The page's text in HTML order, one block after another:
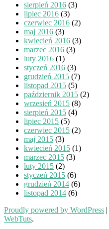
sierpień 2016 (3)
lipiec 2016 (3)
czerwiec 2016 (2)
maj 2016 (3)
kwiecień 2016 (3)
marzec 2016 (3)
luty 2016 (1)
styczeń 2016 (3)
grudzień 2015 (7)
listopad 2015 (5)
październik 2015 (2)
wrzesień 2015 (8)
sierpień 2015 (4)
lipiec 2015 (5)
czerwiec 2015 (2)
maj 2015 (3)
kwiecień 2015 (1)
marzec 2015 (3)
luty 2015 (2)
styczeń 2015 (6)
grudzień 2014 (6)
listopad 2014 (6)
Proudly powered by WordPress
WebTuts.